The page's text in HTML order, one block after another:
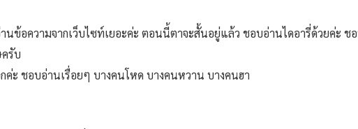
ข้อความจากเว็บไซท์เยอะค่ะ ตอนนี้ตาจะสั้นอยู่แล้ว ชอบอ่านไดอารี่ด้วยค่ะ ชอ
รับ
ะ ชอบอ่านเรื่อยๆ บางคนโหด บางคนหวาน บางคนฮา